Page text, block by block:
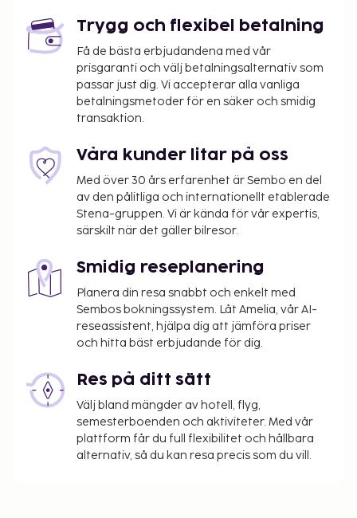
Trygg och flexibel betalning
Få de bästa erbjudandena med vår
prisgaranti och välj betalningsalternativ som
passar just dig. Vi accepterar alla vanliga
betalningsmetoder för en säker och smidig
transaktion.
Våra kunder litar på oss
Med över 30 års erfarenhet är Sembo en del
av den pålitliga och internationellt etablerade
Stena-gruppen. Vi är kända för vår expertis,
särskilt när det gäller bilresor.
Smidig reseplanering
Planera din resa snabbt och enkelt med
Sembos bokningssystem. Låt Amelia, vår AI-
reseassistent, hjälpa dig att jämföra priser
och hitta bäst erbjudande för dig.
Res på ditt sätt
Välj bland mängder av hotell, flyg,
semesterboenden och aktiviteter. Med vår
plattform får du full flexibilitet och hållbara
alternativ, så du kan resa precis som du vill.